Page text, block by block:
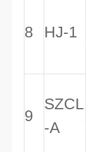
8 HJ-1
9
SZCL
-A